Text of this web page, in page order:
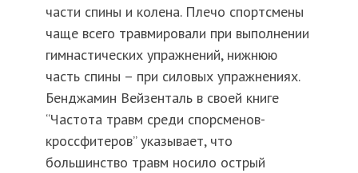
части спины и колена. Плечо спортсмены
чаще всего травмировали при выполнении
гимнастических упражнений, нижнюю
часть спины – при силовых упражнениях.
Бенджамин Вейзенталь в своей книге
“Частота травм среди спорсменов-
кроссфитеров” указывает, что
большинство травм носило острый